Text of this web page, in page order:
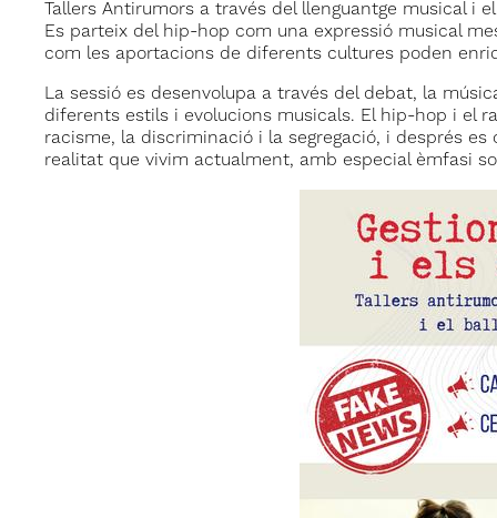
Tallers Antirumors a través del llenguantge musical i
Es parteix del hip-hop com una expressió musical
com les aportacions de diferents cultures poden
La sessió es desenvolupa a través del debat, la
diferents estils i evolucions musicals. El hip-hop i el
racisme, la discriminació i la segregació, i després
realitat que vivim actualment, amb especial èmfasi